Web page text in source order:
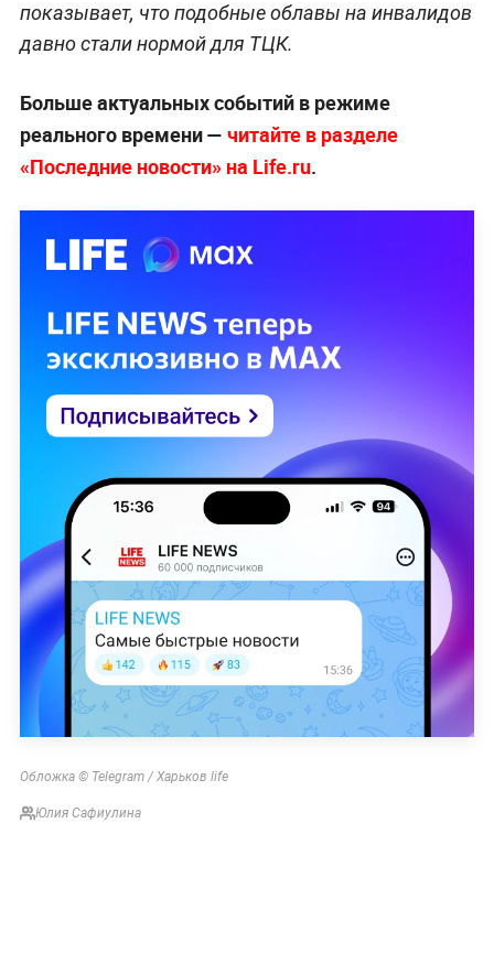
показывает, что подобные облавы на инвалидов
давно стали нормой для ТЦК.
Больше актуальных событий в режиме
реального времени — читайте в разделе
«Последние новости» на Life.ru.
Обложка © Telegram / Харьков life
Юлия Сафиулина